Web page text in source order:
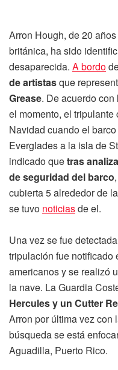
Arron Hough, de 20
británica, ha sido
desaparecida. A bordo
de artistasque
Grease. De acuerdo
el momento, el
Navidad cuando el
Everglades a la isla de
indicado quetras
de seguridad del barco
cubierta 5 alrededor de
se tuvo noticiasde el.
Una vez se fue
tripulación fue notificado
americanos y se realizó
la nave. La Guardia
Hercules y un Cutter
Arron por última vez con
búsqueda se está
Aguadilla, Puerto Rico.